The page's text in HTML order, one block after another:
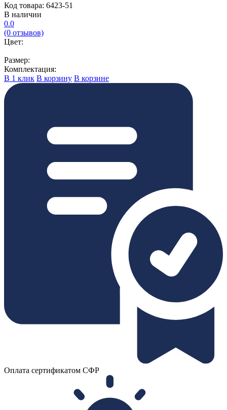
Код товара: 6423-51
В наличии
0.0
(0 отзывов)
Цвет:
Размер:
Комплектация:
В 1 клик В корзину В корзине
Оплата сертификатом СФР